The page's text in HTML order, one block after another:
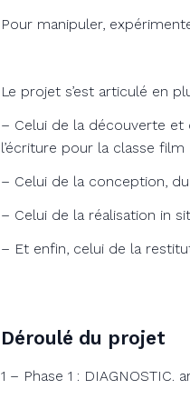
Pour manipuler,
Le projet s’est articulé en
– Celui de la découverte et
l’écriture pour la classe film
– Celui de la conception,
– Celui de la réalisation in
– Et enfin, celui de la
Déroulé du projet
1 – Phase 1 : DIAGNOSTIC.